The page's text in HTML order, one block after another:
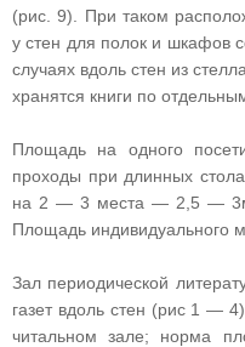
(рис. 9). При таком
у стен для полок и шкафов
случаях вдоль стен из
хранятся книги по
Площадь на одного
проходы при длинных
на 2 — 3 места — 2,5 —
Площадь индивидуального
Зал периодической
газет вдоль стен (рис 1 —
читальном зале; норма